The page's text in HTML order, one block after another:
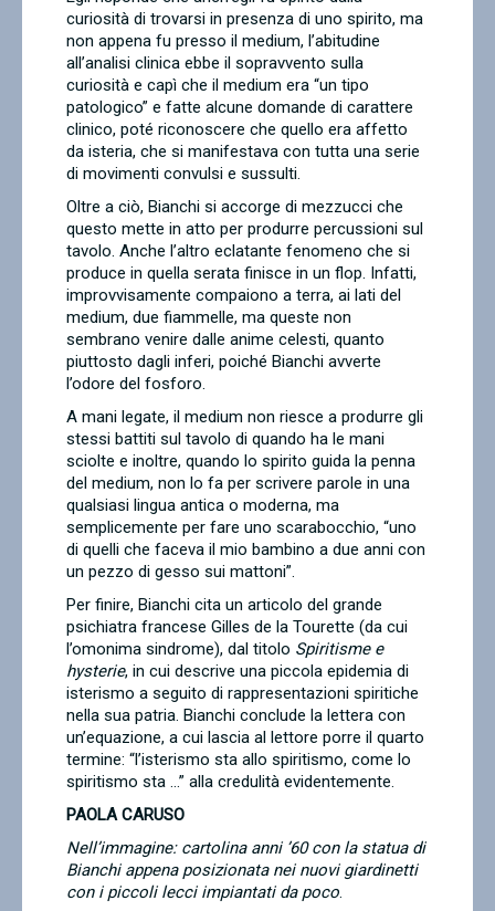
curiosità di trovarsi in presenza di uno spirito, ma
non appena fu presso il medium, l’abitudine
all’analisi clinica ebbe il sopravvento sulla
curiosità e capì che il medium era “un tipo
patologico” e fatte alcune domande di carattere
clinico, poté riconoscere che quello era affetto
da isteria, che si manifestava con tutta una serie
di movimenti convulsi e sussulti.
Oltre a ciò, Bianchi si accorge di mezzucci che
questo mette in atto per produrre percussioni sul
tavolo. Anche l’altro eclatante fenomeno che si
produce in quella serata finisce in un flop. Infatti,
improvvisamente compaiono a terra, ai lati del
medium, due fiammelle, ma queste non
sembrano venire dalle anime celesti, quanto
piuttosto dagli inferi, poiché Bianchi avverte
l’odore del fosforo.
A mani legate, il medium non riesce a produrre gli
stessi battiti sul tavolo di quando ha le mani
sciolte e inoltre, quando lo spirito guida la penna
del medium, non lo fa per scrivere parole in una
qualsiasi lingua antica o moderna, ma
semplicemente per fare uno scarabocchio, “uno
di quelli che faceva il mio bambino a due anni con
un pezzo di gesso sui mattoni”.
Per finire, Bianchi cita un articolo del grande
psichiatra francese Gilles de la Tourette (da cui
l’omonima sindrome), dal titolo Spiritisme e
hysterie, in cui descrive una piccola epidemia di
isterismo a seguito di rappresentazioni spiritiche
nella sua patria. Bianchi conclude la lettera con
un’equazione, a cui lascia al lettore porre il quarto
termine: “l’isterismo sta allo spiritismo, come lo
spiritismo sta …” alla credulità evidentemente.
PAOLA CARUSO
Nell’immagine: cartolina anni ’60 con la statua di
Bianchi appena posizionata nei nuovi giardinetti
con i piccoli lecci impiantati da poco.